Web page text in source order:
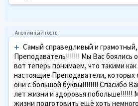
+ Самый справедливый и
Преподаватель!!!!!!! Мы Вас боялись
вот теперь понимаем, что такими
настоящие Преподаватели, которых
они с большой буквы!!!!!!!! Спасибо
лет жизни и здоровья побольше!!!!!!
жизни подготовить ещё хоть